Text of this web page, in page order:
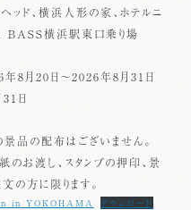
ッド、横浜人形の家、ホテルニ
BASS横浜駅東口乗り場
年8月20日～2026年8月31日
日
品の配布はございません。
のお渡し、スタンプの押印、景
の方に限ります。
in YOKOHAMA ダウンロード